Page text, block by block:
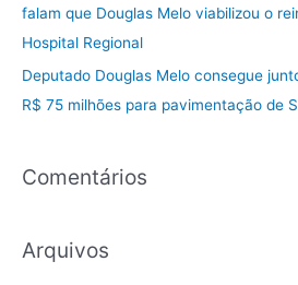
:falam que Douglas Melo viabilizou o
Hospital Regional
Deputado Douglas Melo consegue
R$ 75 milhões para pavimentação de
Comentários
Arquivos